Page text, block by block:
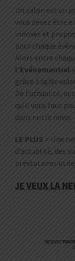
Un salon est un
vous devez être
innover et
pour chaque
Alors entre
l’Evénementiel
grâce à la
De l’actualité,
qu’il vous faut
dans notre news.
LE PLUS > Une
d’actualité, des
prestataires
JE VEUX LA